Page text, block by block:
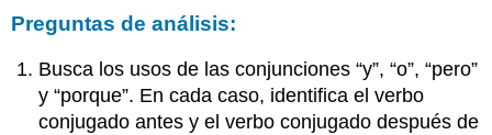
Preguntas de análisis:
Busca los usos de las conjunciones “y”, “o”, “pero”
y “porque”. En cada caso, identifica el verbo
conjugado antes y el verbo conjugado después de